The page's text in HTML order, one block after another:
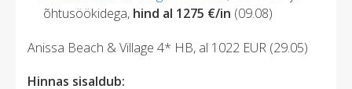
õhtusöökidega, hind al 1275 €/in (09.08)
Anissa Beach & Village 4* HB, al 1022 EUR (29.05)
Hinnas sisaldub: